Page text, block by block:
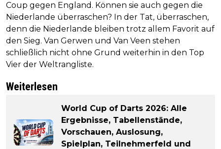
Coup gegen England. Können sie auch gegen die
Niederlande überraschen? In der Tat, überraschen,
denn die Niederlande bleiben trotz allem Favorit auf
den Sieg. Van Gerwen und Van Veen stehen
schließlich nicht ohne Grund weiterhin in den Top
Vier der Weltrangliste.
Weiterlesen
World Cup of Darts 2026: Alle
Ergebnisse, Tabellenstände,
Vorschauen, Auslosung,
Spielplan, Teilnehmerfeld und